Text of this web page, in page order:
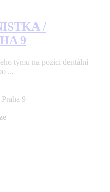
/
9
týmu na pozici dentální
...
9